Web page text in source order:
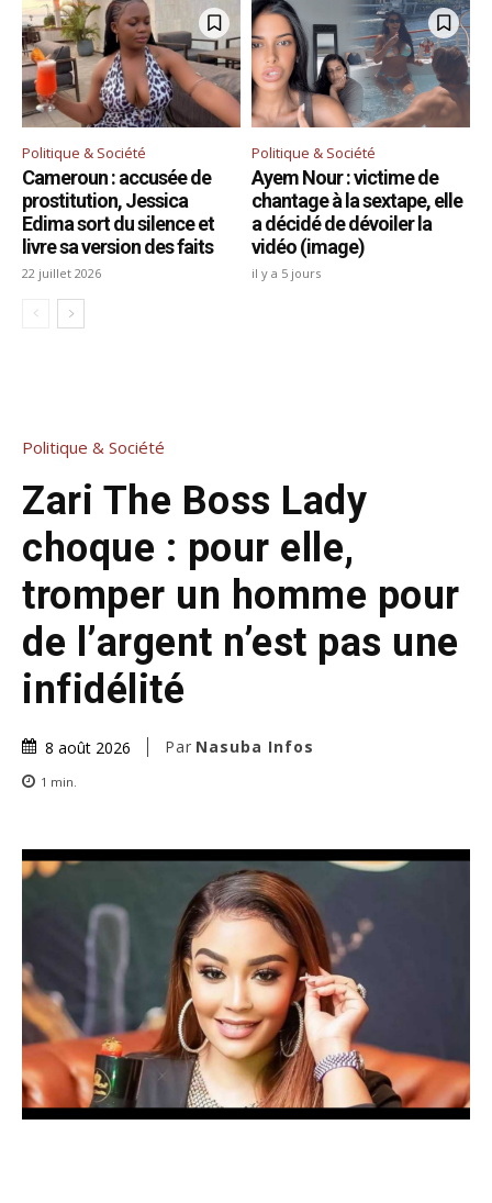
Politique & Société
Cameroun : accusée de
prostitution, Jessica
Edima sort du silence et
livre sa version des faits
22 juillet 2026
Politique & Société
Ayem Nour : victime de
chantage à la sextape, elle
a décidé de dévoiler la
vidéo (image)
il y a 5 jours